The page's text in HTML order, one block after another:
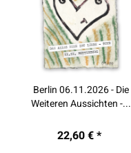
Berlin 06.11.2026 - Die
Weiteren Aussichten -...
22,60 € *